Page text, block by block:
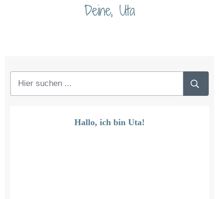
Deine, Uta
Hallo, ich bin Uta!